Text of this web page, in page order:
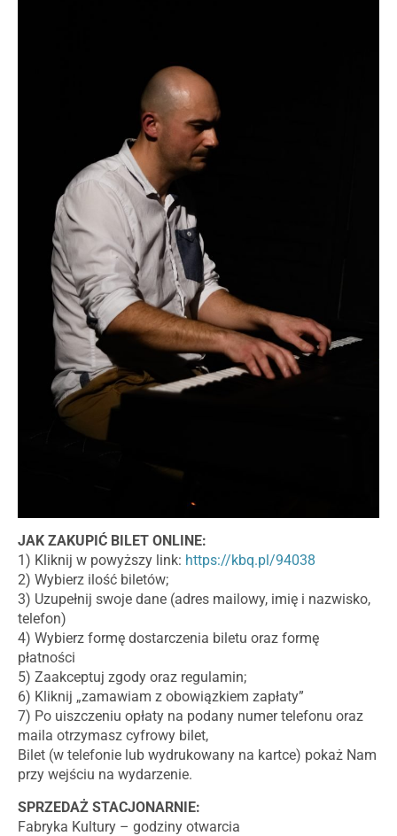
JAK ZAKUPIĆ BILET ONLINE:
1) Kliknij w powyższy link: https://kbq.pl/94038
2) Wybierz ilość biletów;
3) Uzupełnij swoje dane (adres mailowy, imię i nazwisko,
telefon)
4) Wybierz formę dostarczenia biletu oraz formę
płatności
5) Zaakceptuj zgody oraz regulamin;
6) Kliknij „zamawiam z obowiązkiem zapłaty”
7) Po uiszczeniu opłaty na podany numer telefonu oraz
maila otrzymasz cyfrowy bilet,
Bilet (w telefonie lub wydrukowany na kartce) pokaż Nam
przy wejściu na wydarzenie.
SPRZEDAŻ STACJONARNIE:
Fabryka Kultury – godziny otwarcia